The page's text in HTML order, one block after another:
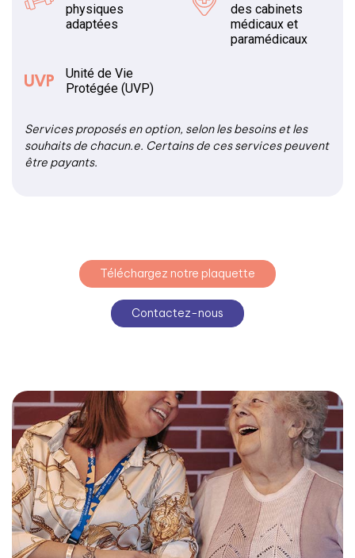
physiques
adaptées
des cabinets
médicaux et
paramédicaux
Unité de Vie
Protégée (UVP)
Services proposés en option, selon les besoins et les
souhaits de chacun.e. Certains de ces services peuvent
être payants.
Téléchargez notre plaquette
Contactez-nous